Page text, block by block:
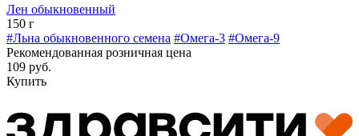
Лен обыкновенный
150 г
#Льна обыкновенного семена #Омега-3 #Омега-9
Рекомендованная розничная цена
109 руб.
Купить